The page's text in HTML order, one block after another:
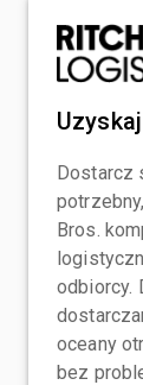
Dostarcz
Bros.
odbiorcy.
oceany
bez